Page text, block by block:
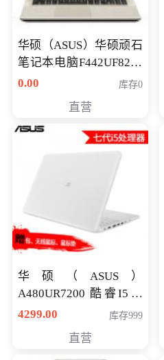
华硕（ASUS）华硕顽石
笔记本电脑F442UF8250
八代独显轻薄办公商务
0.00 库存0
直营
华硕（ASUS）
A480UR7200 酷睿I5超
薄学生办公游戏独显笔
NV930-2G独
4299.00 库存999
直营